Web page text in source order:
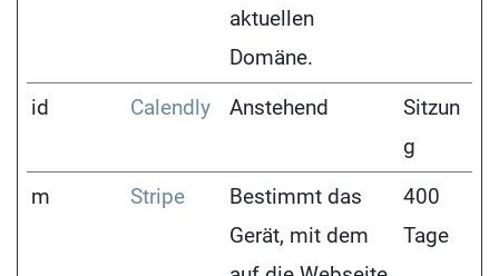
aktuellen
Domäne.
id Calendly Anstehend
Sitzun
g
m
Stripe
Bestimmt das
Gerät, mit dem
400
Tage